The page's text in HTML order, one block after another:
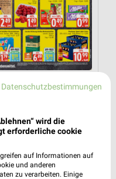
21,4 km
Datenschutzbestimmungen
wird die
erforderliche cookie
auf Informationen auf
und anderen
zu verarbeiten. Einige